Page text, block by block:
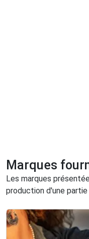
Marques
Les marques
production d'une